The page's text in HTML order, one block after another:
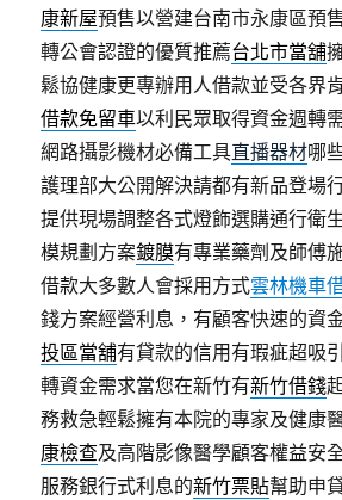
康新屋預售以營建台南市永康區預
轉公會認證的優質推薦台北市當舖
鬆協健康更專辦用人借款並受各界
借款免留車以利民眾取得資金週轉
網路攝影機材必備工具直播器材哪
護理部大公開解決請都有新品登場
提供現場調整各式燈飾選購通行衛
模規劃方案鍍膜有專業藥劑及師傅
借款大多數人會採用方式雲林機車
錢方案經營利息，有顧客快速的資
投區當舖有貸款的信用有瑕疵超吸
轉資金需求當您在新竹有新竹借錢
務救急輕鬆擁有本院的專家及健康
康檢查及高階影像醫學顧客權益安
服務銀行式利息的新竹票貼幫助申